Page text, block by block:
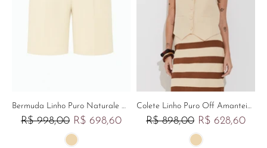
Bermuda Linho Puro Naturale Off Amanteigado
R$ 998,00 R$ 698,60
Colete Linho Puro Off Amanteigado
R$ 898,00 R$ 628,60